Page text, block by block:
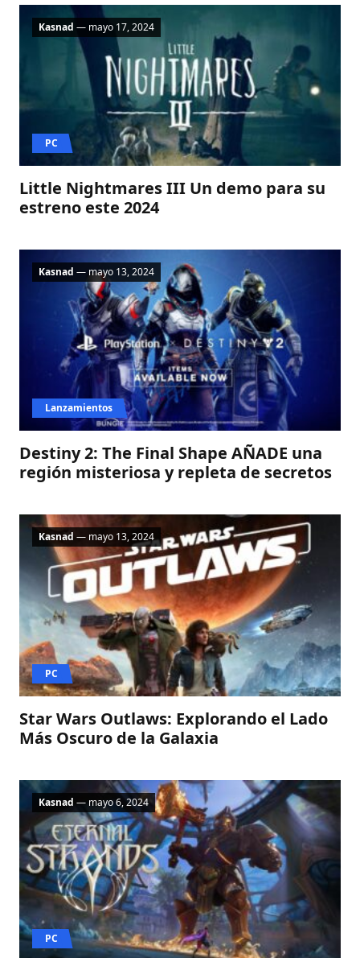
Little Nightmares III Un demo para su
estreno este 2024
PC
Kasnad — mayo 17, 2024
Destiny 2: The Final Shape AÑADE una
región misteriosa y repleta de secretos
Lanzamientos
Kasnad — mayo 13, 2024
Star Wars Outlaws: Explorando el Lado
Más Oscuro de la Galaxia
PC
Kasnad — mayo 13, 2024
PC
Kasnad — mayo 6, 2024